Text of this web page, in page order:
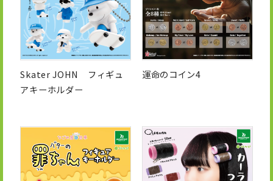
Skater JOHN フィギュ
アキーホルダー
運命のコイン4